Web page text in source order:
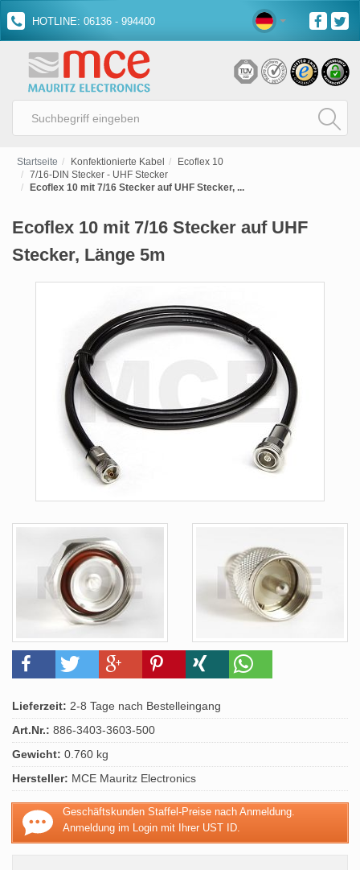
HOTLINE: 06136 - 994400
Startseite Konfektionierte Kabel
Ecoflex 10
7/16-DIN Stecker - UHF Stecker
Ecoflex 10 mit 7/16 Stecker auf UHF Stecker, ...
Ecoflex 10 mit 7/16 Stecker auf UHF
Stecker, Länge 5m
Lieferzeit: 2-8 Tage nach Bestelleingang
Art.Nr.: 886-3403-3603-500
Gewicht: 0.760 kg
Hersteller: MCE Mauritz Electronics
Geschäftskunden Staffel-Preise nach Anmeldung.
Anmeldung im Login mit Ihrer UST ID.